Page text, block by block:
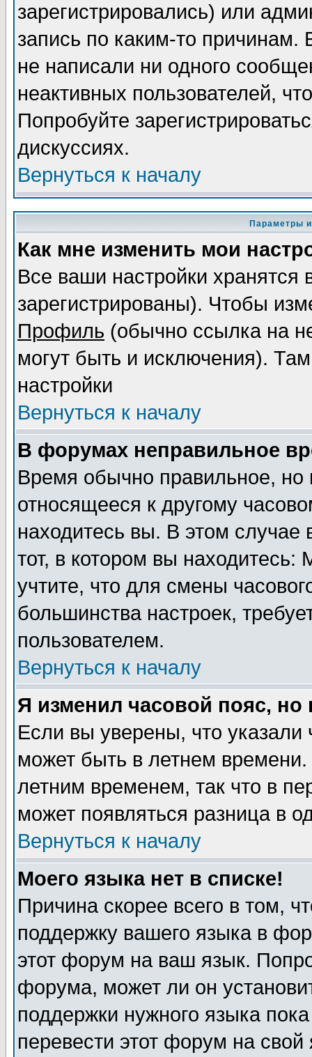
зарегистрировались) или
запись по каким-то
не написали ни одного
неактивных пользователей,
Попробуйте
дискуссиях.
Вернуться к началу
Параметры
Как мне изменить мои
Все ваши настройки
зарегистрированы). Чтобы
Профиль (обычно ссылка на
могут быть и исключения).
настройки
Вернуться к началу
В форумах неправильное
Время обычно правильное,
относящееся к другому
находитесь вы. В этом
тот, в котором вы
учтите, что для смены
большинства настроек,
пользователем.
Вернуться к началу
Я изменил часовой пояс,
Если вы уверены, что указали
может быть в летнем
летним временем, так что в
может появляться разница в
Вернуться к началу
Моего языка нет в списке!
Причина скорее всего в том,
поддержку вашего языка в
этот форум на ваш язык.
форума, может ли он
поддержки нужного языка
перевести этот форум на